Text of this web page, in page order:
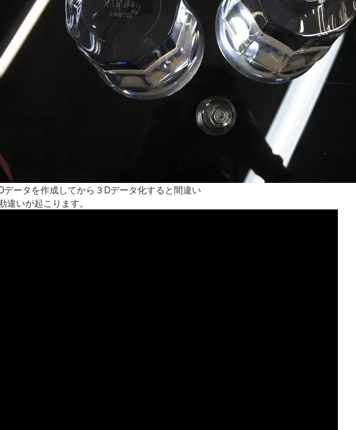
データを作成してから３Dデータ化すると間違い
違いが起こります。